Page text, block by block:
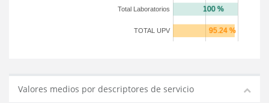
TOTAL UPV
Total Laboratorios
Valores medios por descriptores de servicio